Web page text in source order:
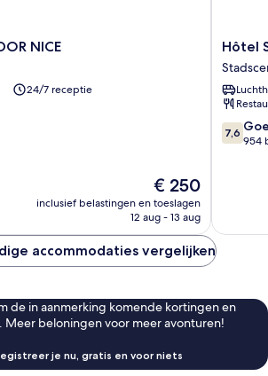
NICE
24/7 receptie
De
prijs
is
€ 250
inclusief belastingen en toeslagen
12 aug - 13 aug
Hôtel
Saint
Hôtel
7.6
van
7,6
954
accommodaties vergelijken
de in aanmerking komende kortingen en
Meer beloningen voor meer avonturen!
je nu, gratis en voor niets